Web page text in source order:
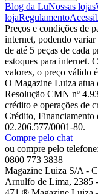
Blog da LuNossas lojas
lojaRegulamento
Preços e condições de
internet, podendo
de até 5 peças de cada
estoques para internet.
valores, o preço válido
O Magazine Luiza atua
Resolução CMN nº
crédito e operações de
Crédito, Financiamento
02.206.577/0001-80.
Compre pelo chat
ou compre pelo telefone:
0800 773 3838
Magazine Luiza S/A -
Arnulfo de Lima, 2385